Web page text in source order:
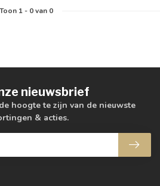
Toon 1- 0van 0
nieuwsbrief
hoogte te zijn van de nieuwste
& acties.